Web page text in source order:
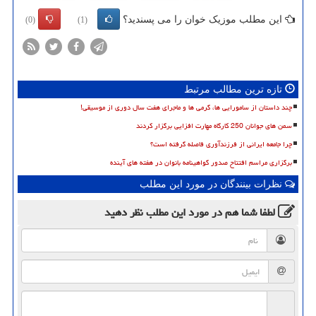
این مطلب موزیک خوان را می پسندید؟ (1)
(0)
تازه ترین مطالب مرتبط
چند داستان از سامورایی ها، گرمی ها و ماجرای هفت سال دوری از موسیقی!
سمن های جوانان 250 کارگاه مهارت افزایی برگزار کردند
چرا جامعه ایرانی از فرزندآوری فاصله گرفته است؟
برگزاری مراسم افتتاح صدور گواهینامه بانوان در هفته های آینده
نظرات بینندگان در مورد این مطلب
لطفا شما همدر مورد این مطلبنظر دهید